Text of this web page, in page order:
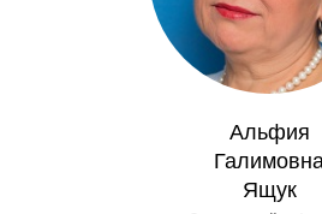
Альфия
Ящук